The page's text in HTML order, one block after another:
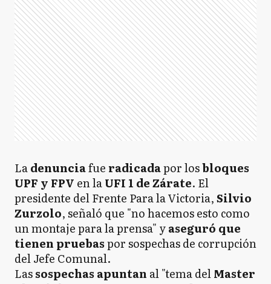
Ladenunciafue radicadapor losbloques
UPF y FPV en laUFI 1 de Zárate. El
presidente del Frente Para la Victoria,Silvio
Zurzolo, señaló que "no hacemos esto como
un montaje para la prensa" yaseguró que
tienen pruebaspor sospechas de corrupción
del Jefe Comunal.
Lassospechas apuntan al "tema delMaster